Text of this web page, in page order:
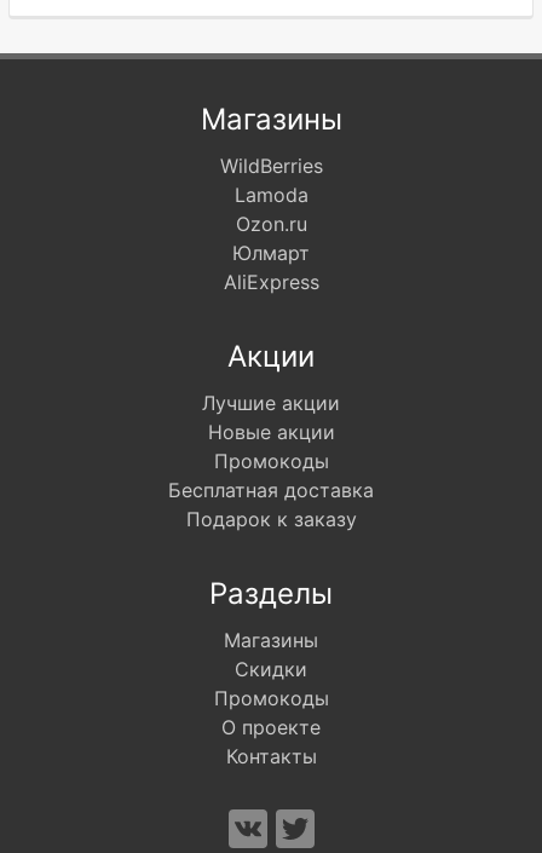
Магазины
WildBerries
Lamoda
Ozon.ru
Юлмарт
AliExpress
Акции
Лучшие акции
Новые акции
Промокоды
Бесплатная доставка
Подарок к заказу
Разделы
Магазины
Скидки
Промокоды
О проекте
Контакты